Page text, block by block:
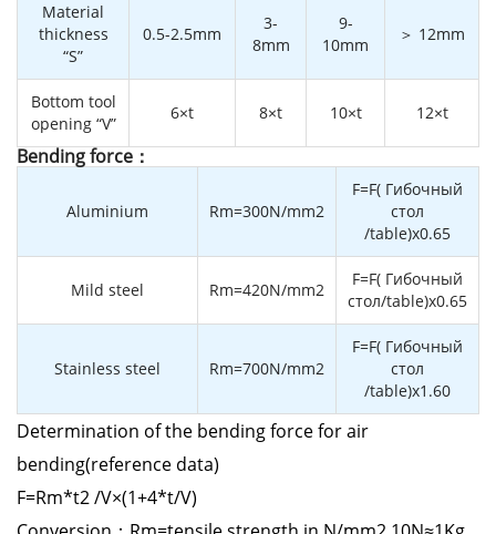
Material
thickness
“S”
0.5-2.5mm
3-
8mm
9-
10mm
＞ 12mm
Bottom tool
opening “V”
6×t 8×t 10×t 12×t
Bending force：
Aluminium Rm=300N/mm2
F=F( Гибочный
стол
/table)x0.65
Mild steel Rm=420N/mm2
F=F( Гибочный
стол/table)x0.65
Stainless steel Rm=700N/mm2
F=F( Гибочный
стол
/table)x1.60
Determination of the bending force for air
bending(reference data)
F=Rm*t2 /V×(1+4*t/V)